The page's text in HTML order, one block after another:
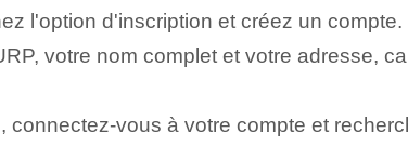
l'option d'inscription et créez un
votre nom complet et votre adresse,
connectez-vous à votre compte et